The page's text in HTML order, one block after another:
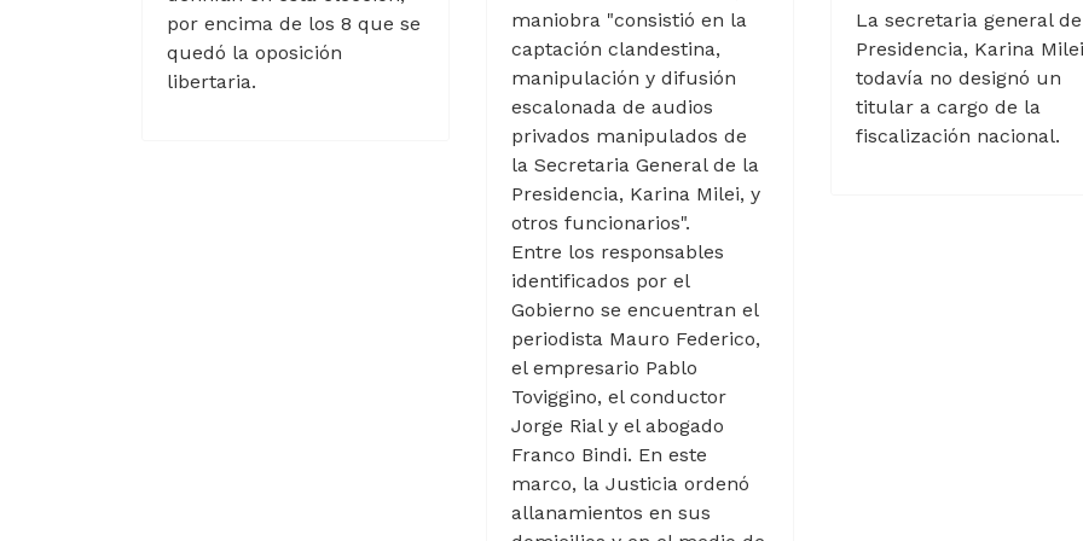
por encima de los 8 que se
quedó la oposición
libertaria.
maniobra "consistió en la
captación clandestina,
manipulación y difusión
escalonada de audios
privados manipulados de
la Secretaria General de la
Presidencia, Karina Milei, y
otros funcionarios".
Entre los responsables
identificados por el
Gobierno se encuentran el
periodista Mauro Federico,
el empresario Pablo
Toviggino, el conductor
Jorge Rial y el abogado
Franco Bindi. En este
marco, la Justicia ordenó
allanamientos en sus
La secretaria general
Presidencia, Karina
todavía no designó un
titular a cargo de la
fiscalización nacional.